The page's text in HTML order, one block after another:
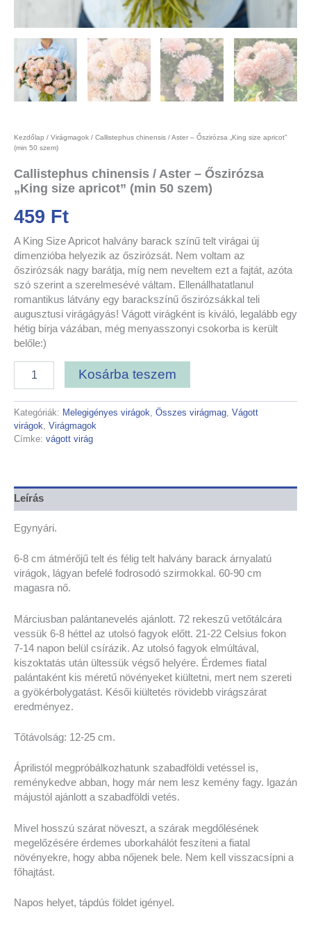
Kezdőlap / Virágmagok / Callistephus chinensis / Aster – Őszirózsa „King size apricot”
(min 50 szem)
Callistephus chinensis / Aster – Őszirózsa
„King size apricot” (min 50 szem)
459 Ft
A King Size Apricot halvány barack színű telt virágai új
dimenzióba helyezik az őszirózsát. Nem voltam az
őszirózsák nagy barátja, míg nem neveltem ezt a fajtát, azóta
szó szerint a szerelmesévé váltam. Ellenállhatatlanul
romantikus látvány egy barackszínű őszirózsákkal teli
augusztusi virágágyás! Vágott virágként is kiváló, legalább egy
hétig bírja vázában, még menyasszonyi csokorba is került
belőle:)
Kosárba teszem
Kategóriák: Melegigényes virágok, Összes virágmag, Vágott
virágok, Virágmagok
Címke: vágott virág
Leírás
Egynyári.
6-8 cm átmérőjű telt és félig telt halvány barack árnyalatú
virágok, lágyan befelé fodrosodó szirmokkal. 60-90 cm
magasra nő.
Márciusban palántanevelés ajánlott. 72 rekeszű vetőtálcára
vessük 6-8 héttel az utolsó fagyok előtt. 21-22 Celsius fokon
7-14 napon belül csírázik. Az utolsó fagyok elmúltával,
kiszoktatás után ültessük végső helyére. Érdemes fiatal
palántaként kis méretű növényeket kiültetni, mert nem szereti
a gyökérbolygatást. Késői kiültetés rövidebb virágszárat
eredményez.
Tőtávolság: 12-25 cm.
Áprilistól megpróbálkozhatunk szabadföldi vetéssel is,
reménykedve abban, hogy már nem lesz kemény fagy. Igazán
májustól ajánlott a szabadföldi vetés.
Mivel hosszú szárat növeszt, a szárak megdőlésének
megelőzésére érdemes uborkahálót feszíteni a fiatal
növényekre, hogy abba nőjenek bele. Nem kell visszacsípni a
főhajtást.
Napos helyet, tápdús földet igényel.